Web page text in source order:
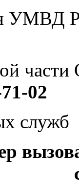
УМВД
02
служб